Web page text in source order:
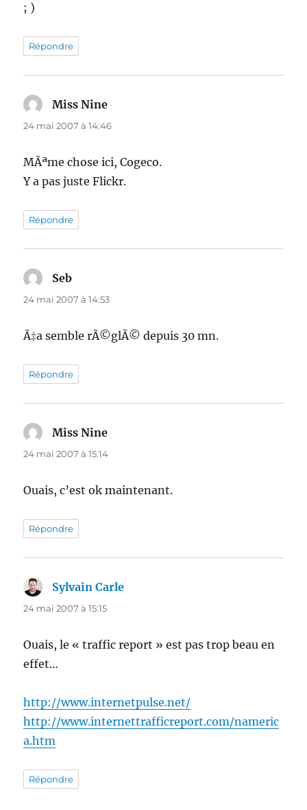
; )
Répondre
Miss Nine
24 mai 2007 à 14:46
MÃªme chose ici, Cogeco.
Y a pas juste Flickr.
Répondre
Seb
24 mai 2007 à 14:53
Ã‡a semble rÃ©glÃ© depuis 30 mn.
Répondre
Miss Nine
24 mai 2007 à 15:14
Ouais, c’est ok maintenant.
Répondre
Sylvain Carle
24 mai 2007 à 15:15
Ouais, le « traffic report » est pas trop beau en
effet…
http://www.internetpulse.net/
http://www.internettrafficreport.com/nameric
a.htm
Répondre